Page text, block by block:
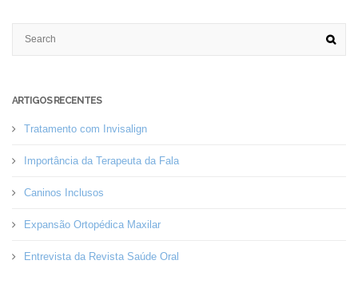
ARTIGOS RECENTES
Tratamento com Invisalign
Importância da Terapeuta da Fala
Caninos Inclusos
Expansão Ortopédica Maxilar
Entrevista da Revista Saúde Oral